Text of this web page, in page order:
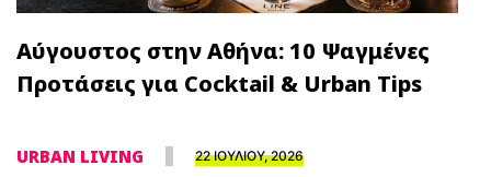
Αύγουστος στην Αθήνα: 10 Ψαγμένες
Προτάσεις για Cocktail & Urban Tips
URBAN LIVING 22 ΙΟΥΛΙΟΥ, 2026